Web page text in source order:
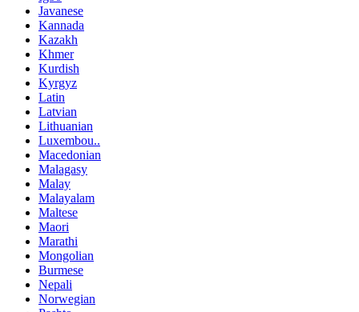
Javanese
Kannada
Kazakh
Khmer
Kurdish
Kyrgyz
Latin
Latvian
Lithuanian
Luxembou..
Macedonian
Malagasy
Malay
Malayalam
Maltese
Maori
Marathi
Mongolian
Burmese
Nepali
Norwegian